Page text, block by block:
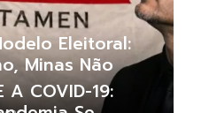
Eleitoral:
Minas Não
COVID-19: